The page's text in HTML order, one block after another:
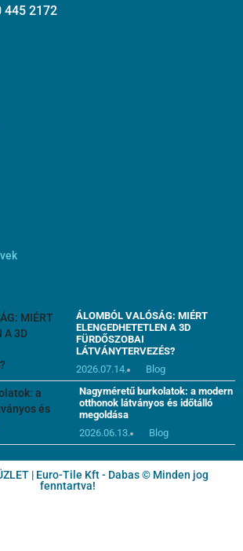
445 2172
ÁLOMBÓL VALÓSÁG: MIÉRT
ELENGEDHETETLEN A 3D
FÜRDŐSZOBAI
LÁTVÁNYTERVEZÉS?
2026.07.14.
Blog
Nagyméretű burkolatok: a modern
otthonok látványos és időtálló
megoldása
2026.06.13.
Blog
| Euro-Tile Kft - Dabas © Minden jog
fenntartva!